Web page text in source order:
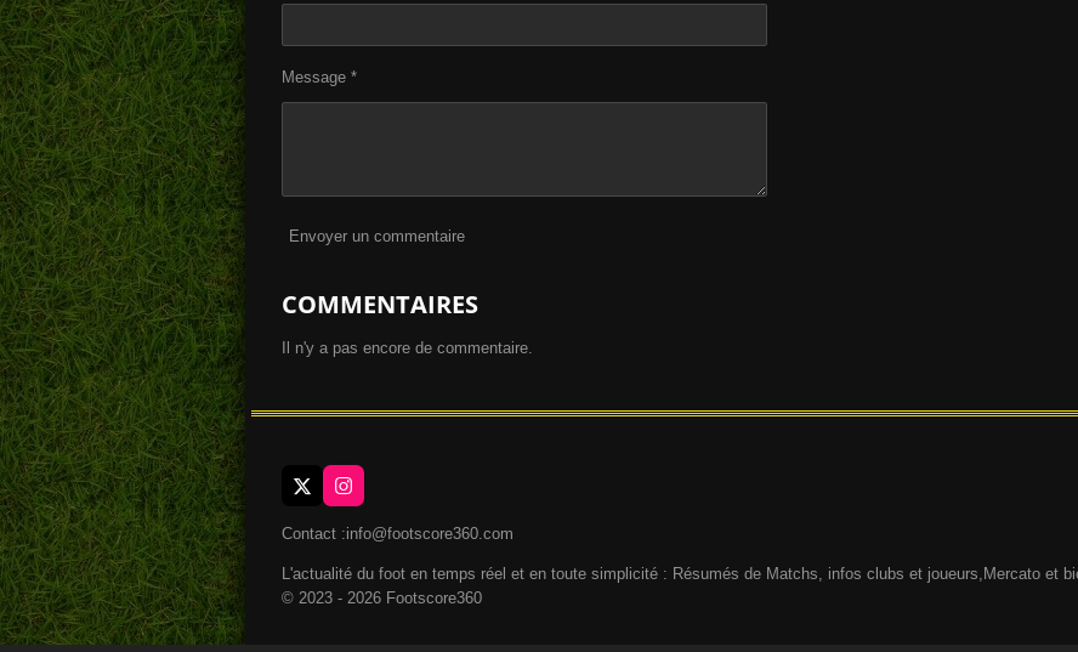
Message *
Envoyer un commentaire
COMMENTAIRES
Il n'y a pas encore de commentaire.
X
I
n
s
a
g
r
Contact :info@footscore360.com
L'actualité du foot en temps réel et en toute simplicité : Résumés de Matchs, infos clubs et joueurs,Mercato et
© 2023 - 2026 Footscore360